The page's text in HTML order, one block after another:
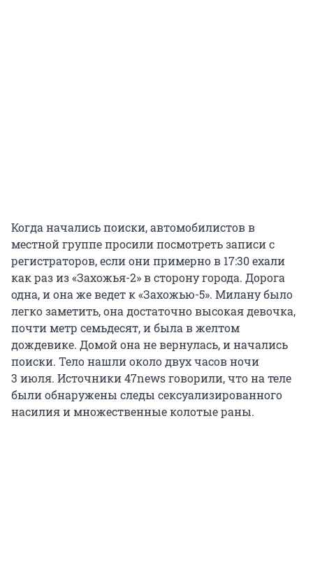
Когда начались поиски, автомобилистов в
местной группе просили посмотреть записи с
регистраторов, если они примерно в 17:30 ехали
как раз из «Захожья-2» в сторону города. Дорога
одна, и она же ведет к «Захожью-5». Милану было
легко заметить, она достаточно высокая девочка,
почти метр семьдесят, и была в желтом
дождевике. Домой она не вернулась, и начались
поиски. Тело нашли около двух часов ночи
3 июля. Источники 47news говорили, что на теле
были обнаружены следы сексуализированного
насилия и множественные колотые раны.